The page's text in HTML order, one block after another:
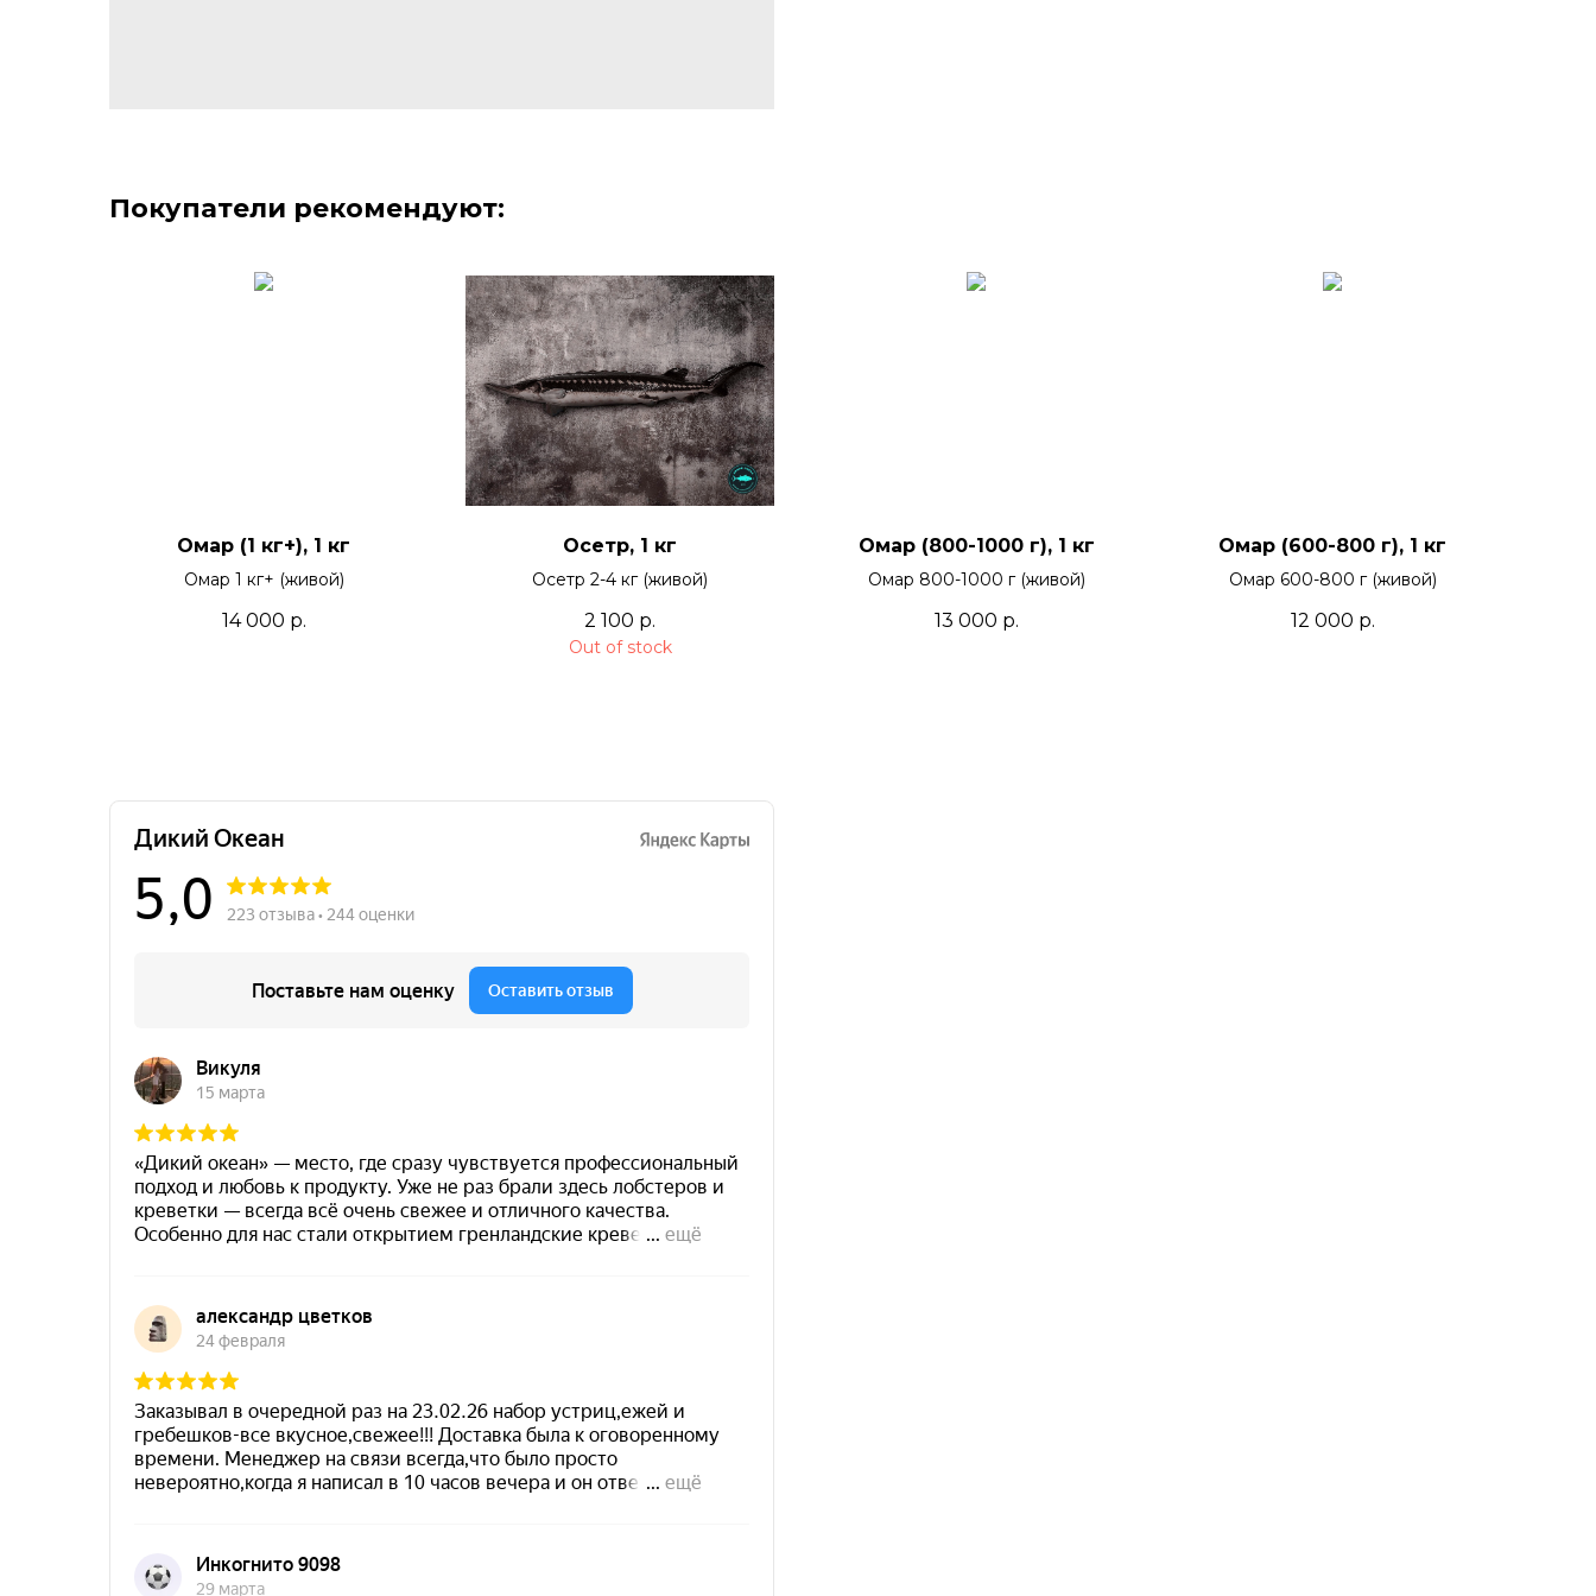
Покупатели рекомендуют:
Омар (1 кг+), 1 кг
Омар 1 кг+ (живой)
14 000 р.
Осетр, 1 кг
Осетр 2-4 кг (живой)
2 100 р.
Out of stock
Омар (800-1000 г), 1 кг
Омар 800-1000 г (живой)
13 000 р.
Омар (600-800 г), 1 кг
Омар 600-800 г (живой)
12 000 р.